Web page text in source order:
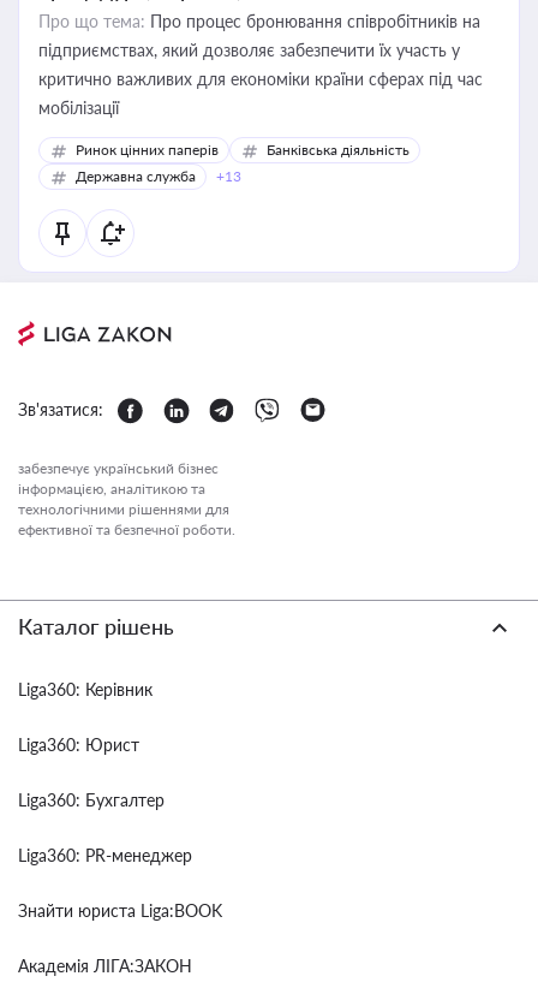
Про що тема: Про процес бронювання співробітників на
підприємствах, який дозволяє забезпечити їх участь у
критично важливих для економіки країни сферах під час
мобілізації
Ринок цінних паперів
Банківська діяльність
Державна служба
+13
Зв'язатися:
забезпечує український бізнес
інформацією, аналітикою та
технологічними рішеннями для
ефективної та безпечної роботи.
Каталог рішень
Liga360: Керівник
Liga360: Юрист
Liga360: Бухгалтер
Liga360: PR-менеджер
Знайти юриста Liga:BOOK
Академія ЛІГА:ЗАКОН